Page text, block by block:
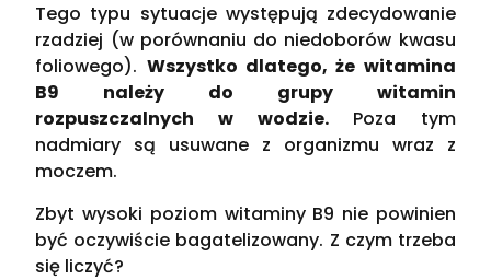
Tego typu sytuacje występują zdecydowanie
rzadziej (w porównaniu do niedoborów kwasu
foliowego). Wszystko dlatego, że witamina
B9 należy do grupy witamin
rozpuszczalnych w wodzie.Poza tym
nadmiary są usuwane z organizmu wraz z
moczem.
Zbyt wysoki poziom witaminy B9 nie powinien
być oczywiście bagatelizowany. Z czym trzeba
się liczyć?